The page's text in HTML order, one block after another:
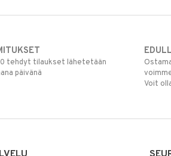
tehdyt tilaukset lähetetään
päivänä
Voit